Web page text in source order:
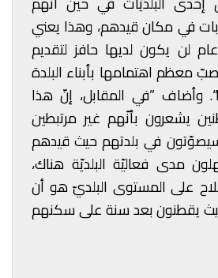
في مكان قيدهم، وهذا يعني
لن يكون لديها حافز لتقديم
معظم اهتمامها بأبناء البلدة
وأضاف ”في المقابل، إنّ هذا
يشعرون بأنّهم غير مرتبطين
سيصوّتون في بلدتهم حيث قيدهم
مدى فعاليّة البلديّة هناك،
على المستوى البلديّ هو أن
يقطنون بعد سنة على سكنهم